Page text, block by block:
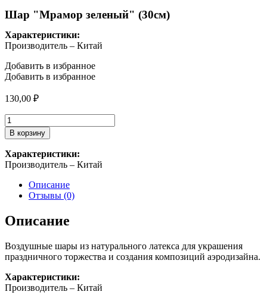
Шар "Мрамор зеленый" (30см)
Характеристики:
Производитель – Китай
Добавить в избранное
Добавить в избранное
130,00 ₽
Количество
товара
Шар
"Мрамор
зеленый"
(30см)
В корзину
Характеристики:
Производитель – Китай
Описание
Отзывы (0)
Описание
Воздушные шары из натурального латекса для украшения
праздничного торжества и создания композиций аэродизайна.
Характеристики:
Производитель – Китай